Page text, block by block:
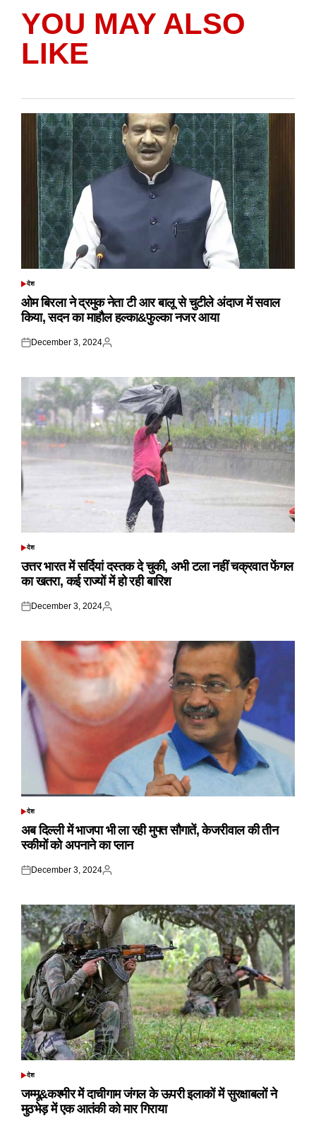
YOU MAY ALSO
LIKE
POSTED
देश
ओम बिरला ने द्रमुक नेता टी आर बालू से चुटीले अंदाज में सवाल
किया, सदन का माहौल हल्का&फुल्का नजर आया
Posted
December 3, 2024
Posted
POSTED
देश
उत्तर भारत में सर्दियां दस्तक दे चुकी, अभी टला नहीं चक्रवात फेंगल
का खतरा, कई राज्यों में हो रही बारिश
Posted
December 3, 2024
Posted
POSTED
देश
अब दिल्ली में भाजपा भी ला रही मुफ्त सौगातें, केजरीवाल की तीन
स्कीमों को अपनाने का प्लान
Posted
December 3, 2024
Posted
POSTED
देश
जम्मू&कश्मीर में दाचीगाम जंगल के ऊपरी इलाकों में सुरक्षाबलों ने
मुठभेड़ में एक आतंकी को मार गिराया